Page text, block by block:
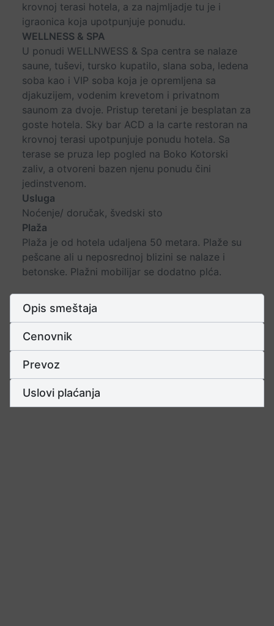
krovnoj terasi hotela, a za najmljadje tu je i
igraonica koja upotpunjuje ponudu.
WELLNESS & SPA
U ponudi WELLNWESS & Spa centra se nalaze
saune, tuševi, tursko kupatilo, slana soba, ledena
soba kao i VIP soba koja je opremljena sa
djakuzijem, vodenim krevetom i privatnom
saunom za dvoje. Pristup teretani je besplatan za
goste hotela. Sky bar ACD a la carte restoran na
krovnoj terasi upotpunjuje ponudu hotela. Sa
terase se pruza lep pogled na Boko Kotorski
zaliv, a otvoreni bazen njenu ponudu čini
jedinstvenom.
Usluga
Noćenje/ doručak, švedski sto
Plaža
Plaža je od hotela udaljena 50 metara. Plaže su
pešcane ali u neposrednoj blizini se nalaze i
betonske. Plažni mobilijar se dodatno plća.
Opis smeštaja
Cenovnik
Prevoz
Uslovi plaćanja